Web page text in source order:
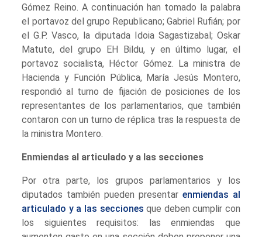
Gómez Reino. A continuación han tomado la palabra
el portavoz del grupo Republicano; Gabriel Rufián; por
el G.P. Vasco, la diputada Idoia Sagastizabal; Oskar
Matute, del grupo EH Bildu, y en último lugar, el
portavoz socialista, Héctor Gómez. La ministra de
Hacienda y Función Pública, María Jesús Montero,
respondió al turno de fijación de posiciones de los
representantes de los parlamentarios, que también
contaron con un turno de réplica tras la respuesta de
la ministra Montero.
Enmiendas al articulado y a las secciones
Por otra parte, los grupos parlamentarios y los
diputados también pueden presentar enmiendas al
articulado y a las secciones que deben cumplir con
los siguientes requisitos: las enmiendas que